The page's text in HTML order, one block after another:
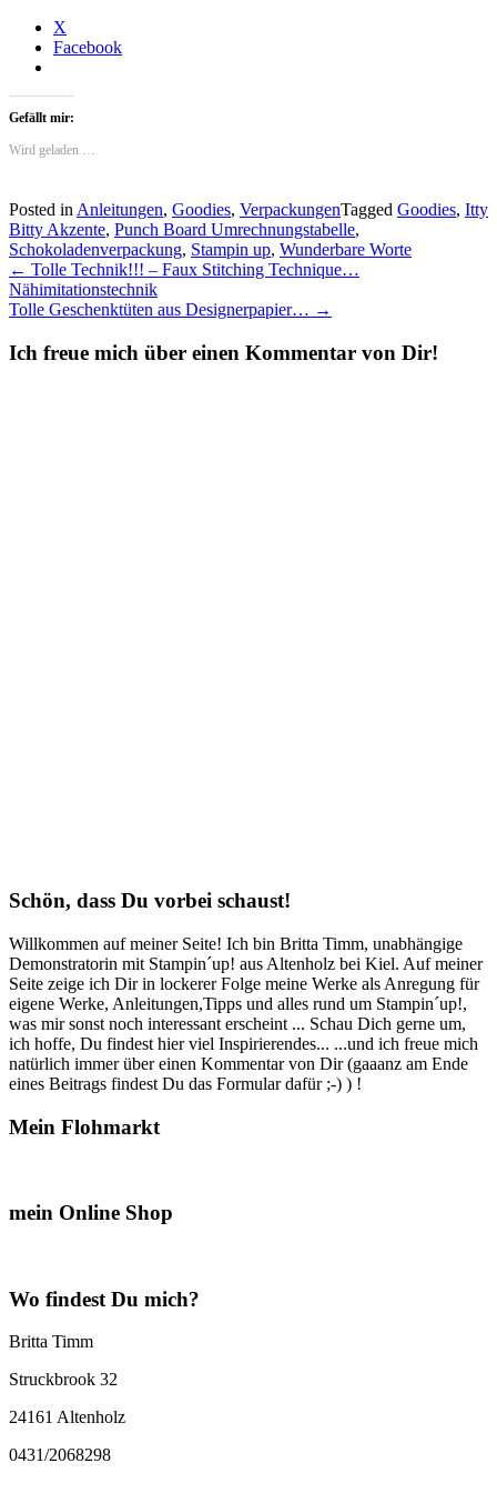
X
Facebook
Gefällt mir:
Wird geladen …
Posted in Anleitungen, Goodies, VerpackungenTagged Goodies, Itty
Bitty Akzente, Punch Board Umrechnungstabelle,
Schokoladenverpackung, Stampin up, Wunderbare Worte
Post
navigation
← Tolle Technik!!! – Faux Stitching Technique…
Nähimitationstechnik
Tolle Geschenktüten aus Designerpapier… →
Ich freue mich über einen Kommentar von Dir!
Schön, dass Du vorbei schaust!
Willkommen auf meiner Seite! Ich bin Britta Timm, unabhängige
Demonstratorin mit Stampin´up! aus Altenholz bei Kiel. Auf meiner
Seite zeige ich Dir in lockerer Folge meine Werke als Anregung für
eigene Werke, Anleitungen,Tipps und alles rund um Stampin´up!,
was mir sonst noch interessant erscheint ... Schau Dich gerne um,
ich hoffe, Du findest hier viel Inspirierendes... ...und ich freue mich
natürlich immer über einen Kommentar von Dir (gaaanz am Ende
eines Beitrags findest Du das Formular dafür ;-) ) !
Mein Flohmarkt
mein Online Shop
Wo findest Du mich?
Britta Timm
Struckbrook 32
24161 Altenholz
0431/2068298